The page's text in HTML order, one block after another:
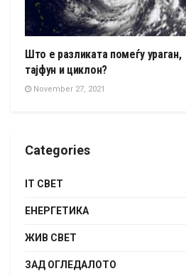
Што е разликата помеѓу ураган,
тајфун и циклон?
November 27, 2021
Categories
IT СВЕТ
ЕНЕРГЕТИКА
ЖИВ СВЕТ
ЗАД ОГЛЕДАЛОТО